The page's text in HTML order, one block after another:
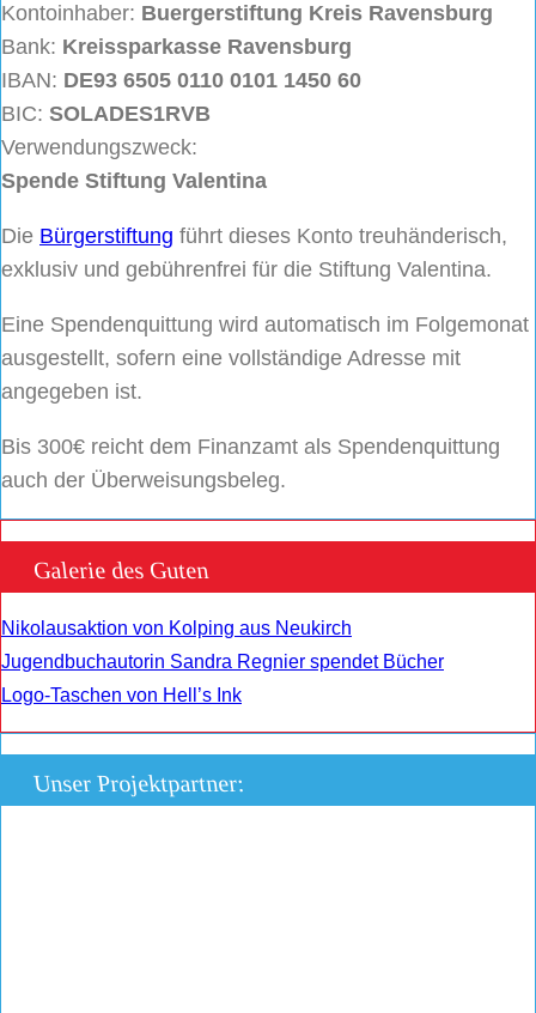
Kontoinhaber: Buergerstiftung Kreis Ravensburg
Bank: Kreissparkasse Ravensburg
IBAN: DE93 6505 0110 0101 1450 60
BIC: SOLADES1RVB
Verwendungszweck:
Spende Stiftung Valentina
Die Bürgerstiftung führt dieses Konto treuhänderisch,
exklusiv und gebührenfrei für die Stiftung Valentina.
Eine Spendenquittung wird automatisch im Folgemonat
ausgestellt, sofern eine vollständige Adresse mit
angegeben ist.
Bis 300€ reicht dem Finanzamt als Spendenquittung
auch der Überweisungsbeleg.
Galerie des Guten
Nikolausaktion von Kolping aus Neukirch
Jugendbuchautorin Sandra Regnier spendet Bücher
Logo-Taschen von Hell’s Ink
Unser Projektpartner: